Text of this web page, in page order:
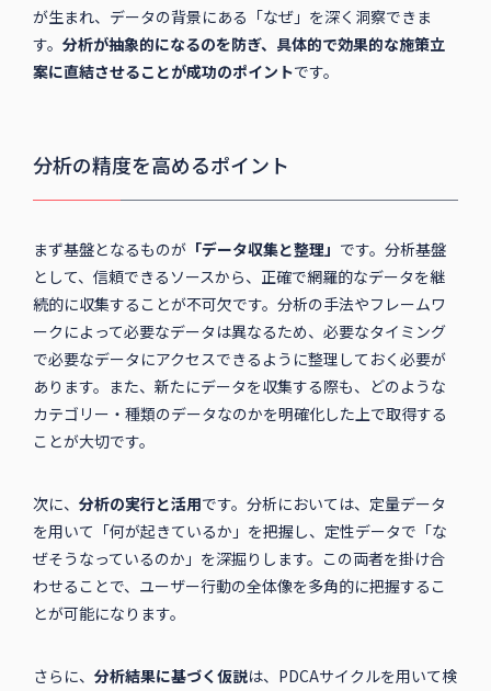
が生まれ、データの背景にある「なぜ」を深く洞察できま
す。 分析が抽象的になるのを防ぎ、具体的で効果的な施策立
案に直結させることが成功のポイントです。
分析の精度を高めるポイント
まず基盤となるものが「データ収集と整理」 です。分析基盤
として、信頼できるソースから、正確で網羅的なデータを継
続的に収集することが不可欠です。分析の手法やフレームワ
ークによって必要なデータは異なるため、必要なタイミング
で必要なデータにアクセスできるように整理しておく必要が
あります。また、新たにデータを収集する際も、どのような
カテゴリー・種類のデータなのかを明確化した上で取得する
ことが大切です。
次に、 分析の実行と活用です。分析においては、定量データ
を用いて「何が起きているか」を把握し、定性データで「な
ぜそうなっているのか」を深掘りします。この両者を掛け合
わせることで、ユーザー行動の全体像を多角的に把握するこ
とが可能になります。
さらに、 分析結果に基づく仮説は、PDCAサイクルを用いて検